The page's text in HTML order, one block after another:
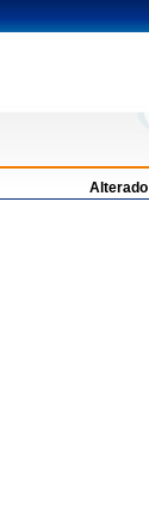
Alterado